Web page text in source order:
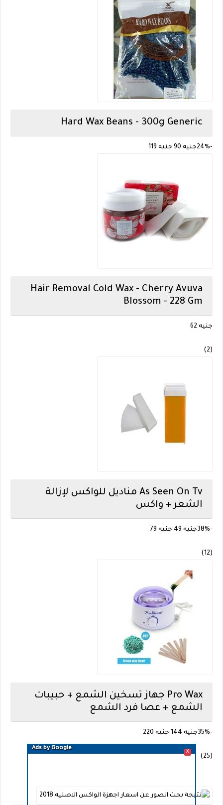
Ads by Google
X
Generic
Hard Wax Beans - 300g
-24% جنيه 90 جنيه 119
Avuva
Hair Removal Cold Wax - Cherry
Blossom - 228 Gm
جنيه 62
(2)
As Seen On Tv مناديل للواكس لإزالة
الشعر + واكس
-38% جنيه 49 جنيه 79
(12)
Pro Wax جهاز تسخين الشمع + حبيبات
الشمع + عصا فرد الشمع
-35% جنيه 144 جنيه 220
(25)